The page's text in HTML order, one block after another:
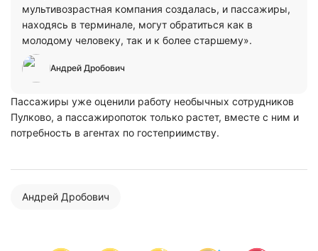
мультивозрастная компания создалась, и пассажиры,
находясь в терминале, могут обратиться как в
молодому человеку, так и к более старшему».
Андрей Дробович
Пассажиры уже оценили работу необычных сотрудников
Пулково, а пассажиропоток только растет, вместе с ним и
потребность в агентах по гостеприимству.
Андрей Дробович